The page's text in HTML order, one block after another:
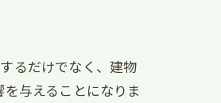
るだけでなく、建物
与えることになりま